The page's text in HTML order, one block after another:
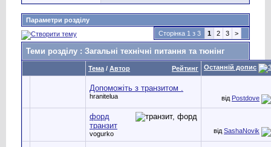
Параметри розділу
Сторінка 1 з 3
1 2 3 >
Теми розділу : Загальні технічні питання та тюнінг
Рейтинг
Тема / Автор Останній допис
Допоможіть з транзитом .
hranitelua від Postdove
форд
транзит
vogurko від SashaNovik